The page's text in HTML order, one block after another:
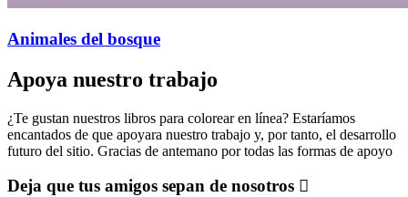
Animales del bosque
Apoya nuestro trabajo
¿Te gustan nuestros libros para colorear en línea? Estaríamos
encantados de que apoyara nuestro trabajo y, por tanto, el desarrollo
futuro del sitio. Gracias de antemano por todas las formas de apoyo
Deja que tus amigos sepan de nosotros